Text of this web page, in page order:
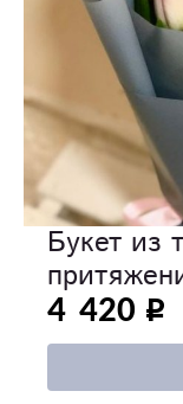
Букет из
4 420